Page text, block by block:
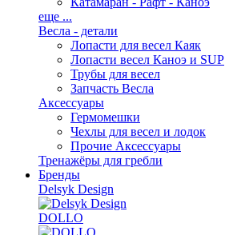
еще ...
Весла - детали
Лопасти для весел Каяк
Лопасти весел Каноэ и SUP
Трубы для весел
Запчасть Весла
Аксессуары
Гермомешки
Чехлы для весел и лодок
Прочие Аксессуары
Тренажёры для гребли
Бренды
Delsyk Design
DOLLO